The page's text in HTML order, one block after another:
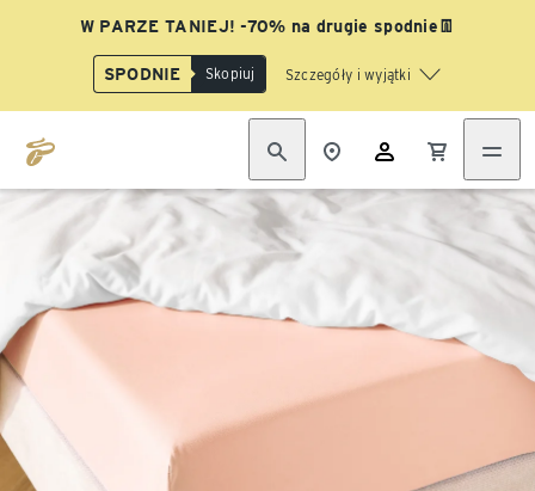
W PARZE TANIEJ! -70% na drugie spodnie👖
SPODNIE Skopiuj Szczegóły i wyjątki